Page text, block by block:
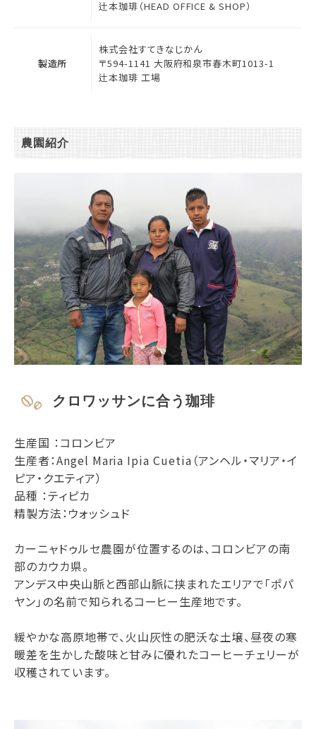
辻本珈琲（HEAD OFFICE & SHOP）
製造所
株式会社すてきなじかん
〒594-1141 大阪府和泉市春木町1013-1
辻本珈琲 工場
農園紹介
クロワッサンに合う珈琲
生産国 ：コロンビア
生産者：Angel Maria Ipia Cuetia（アンヘル・マリア・イ
ピア・クエティア）
品種 ：ティピカ
精製方法：ウォッシュド
カーニャドゥルセ農園が位置するのは、コロンビアの南
部のカウカ県。
アンデス中央山脈と西部山脈に挟まれたエリアで「ポパ
ヤン」の名前で知られるコーヒー生産地です。
緩やかな高原地帯で、火山灰性の肥沃な土壌、昼夜の寒
暖差を生かした酸味と甘みに優れたコーヒーチェリーが
収穫されています。